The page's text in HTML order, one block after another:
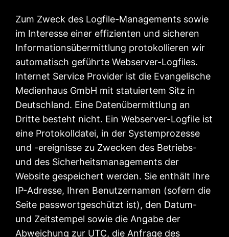
Zum Zweck des Logfile-Managements sowie
im Interesse einer effizienten und sicheren
Informationsübermittlung protokollieren wir
automatisch geführte Webserver-Logfiles.
Internet Service Provider ist die Evangelische
Medienhaus GmbH mit statuiertem Sitz in
Deutschland. Eine Datenübermittlung an
Dritte besteht nicht. Ein Webserver-Logfile ist
eine Protokolldatei, in der Systemprozesse
und -ereignisse zu Zwecken des Betriebs-
und des Sicherheitsmanagements der
Website gespeichert werden. Sie enthält Ihre
IP-Adresse, Ihren Benutzernamen (sofern die
Seite passwortgeschützt ist), den Datum-
und Zeitstempel sowie die Angabe der
Abweichung zur UTC, die Anfrage des